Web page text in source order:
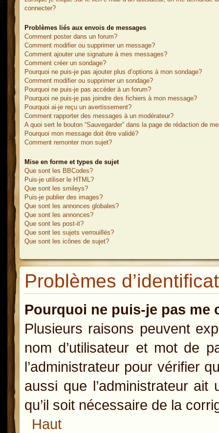
connecter?
Problèmes liés aux envois de messages
Comment poster dans un forum?
Comment modifier ou supprimer un message?
Comment ajouter une signature à mes messages?
Comment créer un sondage?
Pourquoi ne puis-je pas ajouter plus d’options à mon sondage?
Comment modifier ou supprimer un sondage?
Pourquoi ne puis-je pas accéder à un forum?
Pourquoi ne puis-je pas joindre des fichiers à mon message?
Pourquoi ai-je reçu un avertissement?
Comment rapporter des messages à un modérateur?
A quoi sert le bouton “Sauvegarder” dans la page de rédaction de
Pourquoi mon message doit être validé?
Comment remonter mon sujet?
Mise en forme et types de sujet
Que sont les BBCodes?
Puis-je utiliser le HTML?
Que sont les smileys?
Puis-je publier des images?
Que sont les annonces globales?
Que sont les annonces?
Que sont les post-it?
Que sont les sujets verrouillés?
Que sont les icônes de sujet?
Problèmes
Pourquoi ne puis-je pas me
Plusieurs raisons peuvent
nom d’utilisateur et mot de
l’administrateur pour vérifier
aussi que l’administrateur
qu’il soit nécessaire de la
Haut